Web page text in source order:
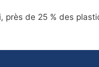
près de 25 % des